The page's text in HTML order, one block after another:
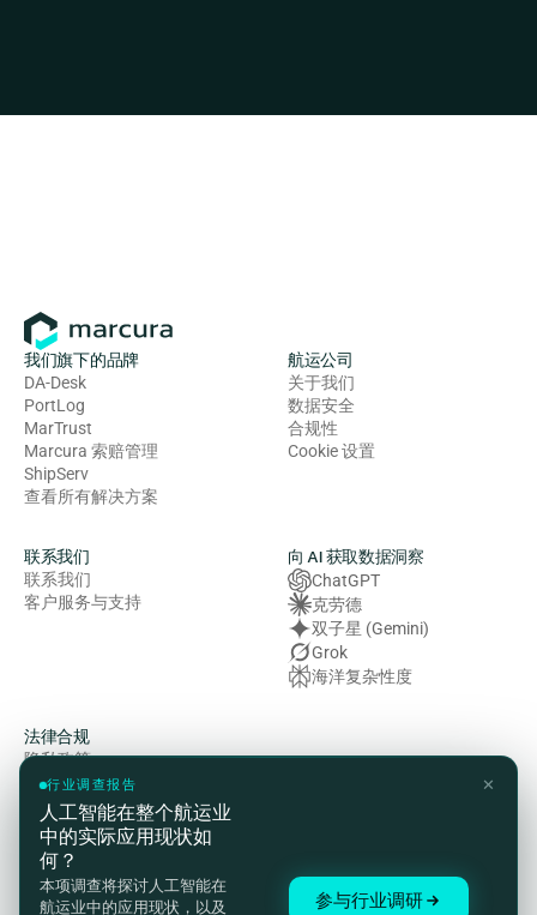
我们旗下的品牌
DA-Desk
PortLog
MarTrust
Marcura 索赔管理
ShipServ
查看所有解决方案
航运公司
关于我们
数据安全
合规性
Cookie 设置
法律合规
隐私政策
使用条款
Cookie 政策
健康、安全与环境（HSE）政
现代奴役法案声明
合规与客户隐私声明
联系我们
联系我们
客户服务与支持
向 AI 获取数据洞察
ChatGPT
克劳德
双子星 (Gemini)
Grok
海洋复杂性度
✕
行业调查报告
人工智能在整个航运业
中的实际应用现状如
何？
本项调查将探讨人工智能在
航运业中的应用现状，以及
参与行业调研